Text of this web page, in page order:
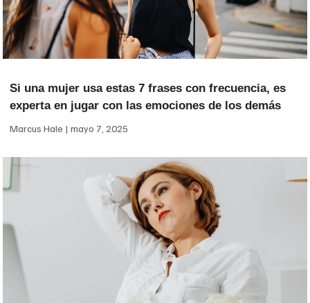
Si una mujer usa estas 7 frases con frecuencia, es
experta en jugar con las emociones de los demás
Marcus Hale mayo 7, 2025